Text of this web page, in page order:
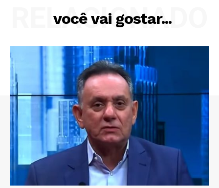
você vai gostar...
RELACIONADO